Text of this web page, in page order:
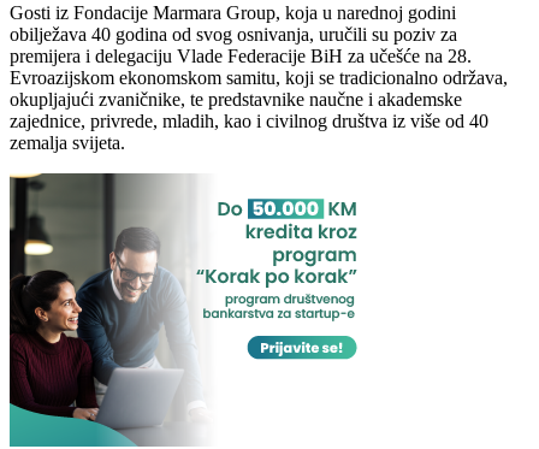
Gosti iz Fondacije Marmara Group, koja u narednoj godini
obilježava 40 godina od svog osnivanja, uručili su poziv za
premijera i delegaciju Vlade Federacije BiH za učešće na 28.
Evroazijskom ekonomskom samitu, koji se tradicionalno održava,
okupljajući zvaničnike, te predstavnike naučne i akademske
zajednice, privrede, mladih, kao i civilnog društva iz više od 40
zemalja svijeta.